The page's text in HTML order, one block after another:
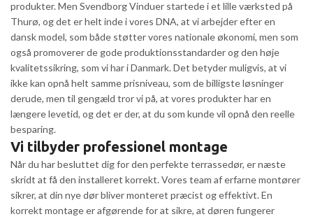
produkter. Men Svendborg Vinduer startede i et lille værksted på
Thurø, og det er helt inde i vores DNA, at vi arbejder efter en
dansk model, som både støtter vores nationale økonomi, men som
også promoverer de gode produktionsstandarder og den høje
kvalitetssikring, som vi har i Danmark. Det betyder muligvis, at vi
ikke kan opnå helt samme prisniveau, som de billigste løsninger
derude, men til gengæld tror vi på, at vores produkter har en
længere levetid, og det er der, at du som kunde vil opnå den reelle
besparing.
Vi tilbyder professionel montage
Når du har besluttet dig for den perfekte terrassedør, er næste
skridt at få den installeret korrekt. Vores team af erfarne montører
sikrer, at din nye dør bliver monteret præcist og effektivt. En
korrekt montage er afgørende for at sikre, at døren fungerer